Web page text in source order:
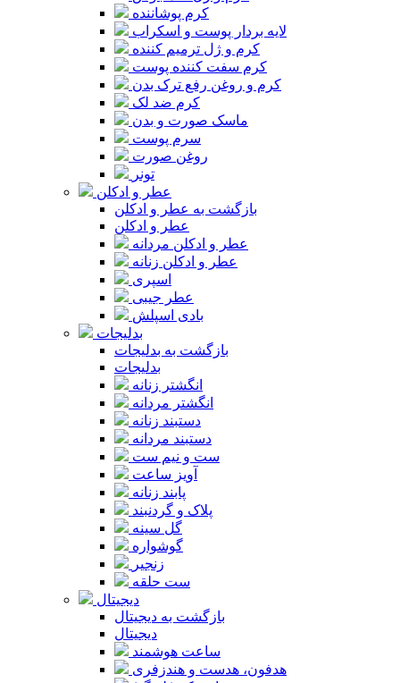
کرم پوشاننده
لایه بردار پوست و اسکراب
کرم و ژل ترمیم کننده
کرم سفت کننده پوست
کرم و روغن رفع ترک بدن
کرم ضد لک
ماسک صورت و بدن
سرم پوست
روغن صورت
تونر
عطر و ادکلن
بازگشت به عطر و ادکلن
عطر و ادکلن
عطر و ادکلن مردانه
عطر و ادکلن زنانه
اسپری
عطر جیبی
بادی اسپلش
بدلیجات
بازگشت به بدلیجات
بدلیجات
انگشتر زنانه
انگشتر مردانه
دستبند زنانه
دستبند مردانه
ست و نیم ست
آویز ساعت
پابند زنانه
پلاک و گردنبند
گل سینه
گوشواره
زنجیر
ست حلقه
دیجیتال
بازگشت به دیجیتال
دیجیتال
ساعت هوشمند
هدفون، هدست و هندزفری